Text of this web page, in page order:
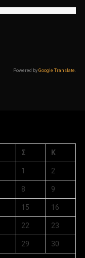
Powered byGoogle Translate .
Σ Κ
1 2
8 9
15 16
22 23
29 30